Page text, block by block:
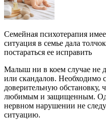
Семейная психотерапия
ситуация в семье дала
постараться ее исправить
Малыш ни в коем случае не
или скандалов. Необходимо
доверительную обстановку,
любимым и защищенным.
нервном нарушении не
ситуацию.